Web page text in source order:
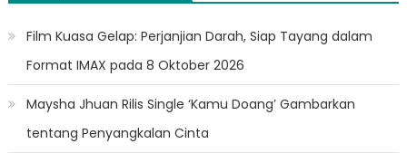
Film Kuasa Gelap: Perjanjian Darah, Siap Tayang dalam
Format IMAX pada 8 Oktober 2026
Maysha Jhuan Rilis Single ‘Kamu Doang’ Gambarkan
tentang Penyangkalan Cinta